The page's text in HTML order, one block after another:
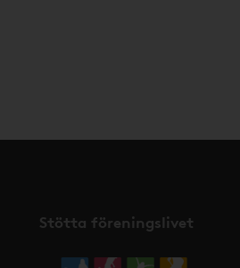
Stötta föreningslivet